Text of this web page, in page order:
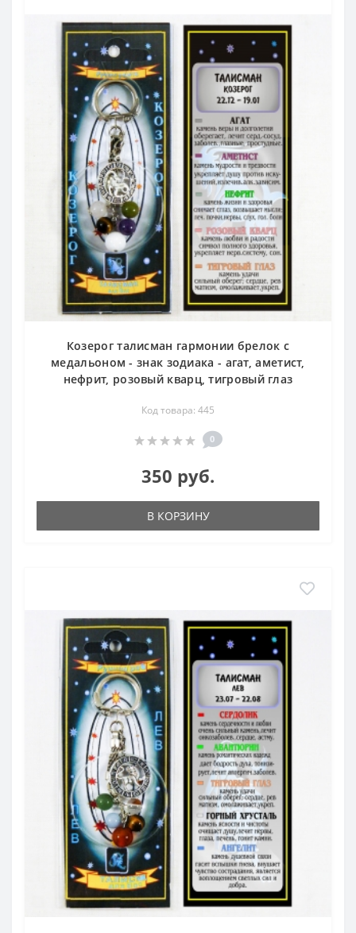
Козерог талисман гармонии брелок с
медальоном - знак зодиака - агат, аметист,
нефрит, розовый кварц, тигровый глаз
Код товара: 445
0
350 руб.
В КОРЗИНУ